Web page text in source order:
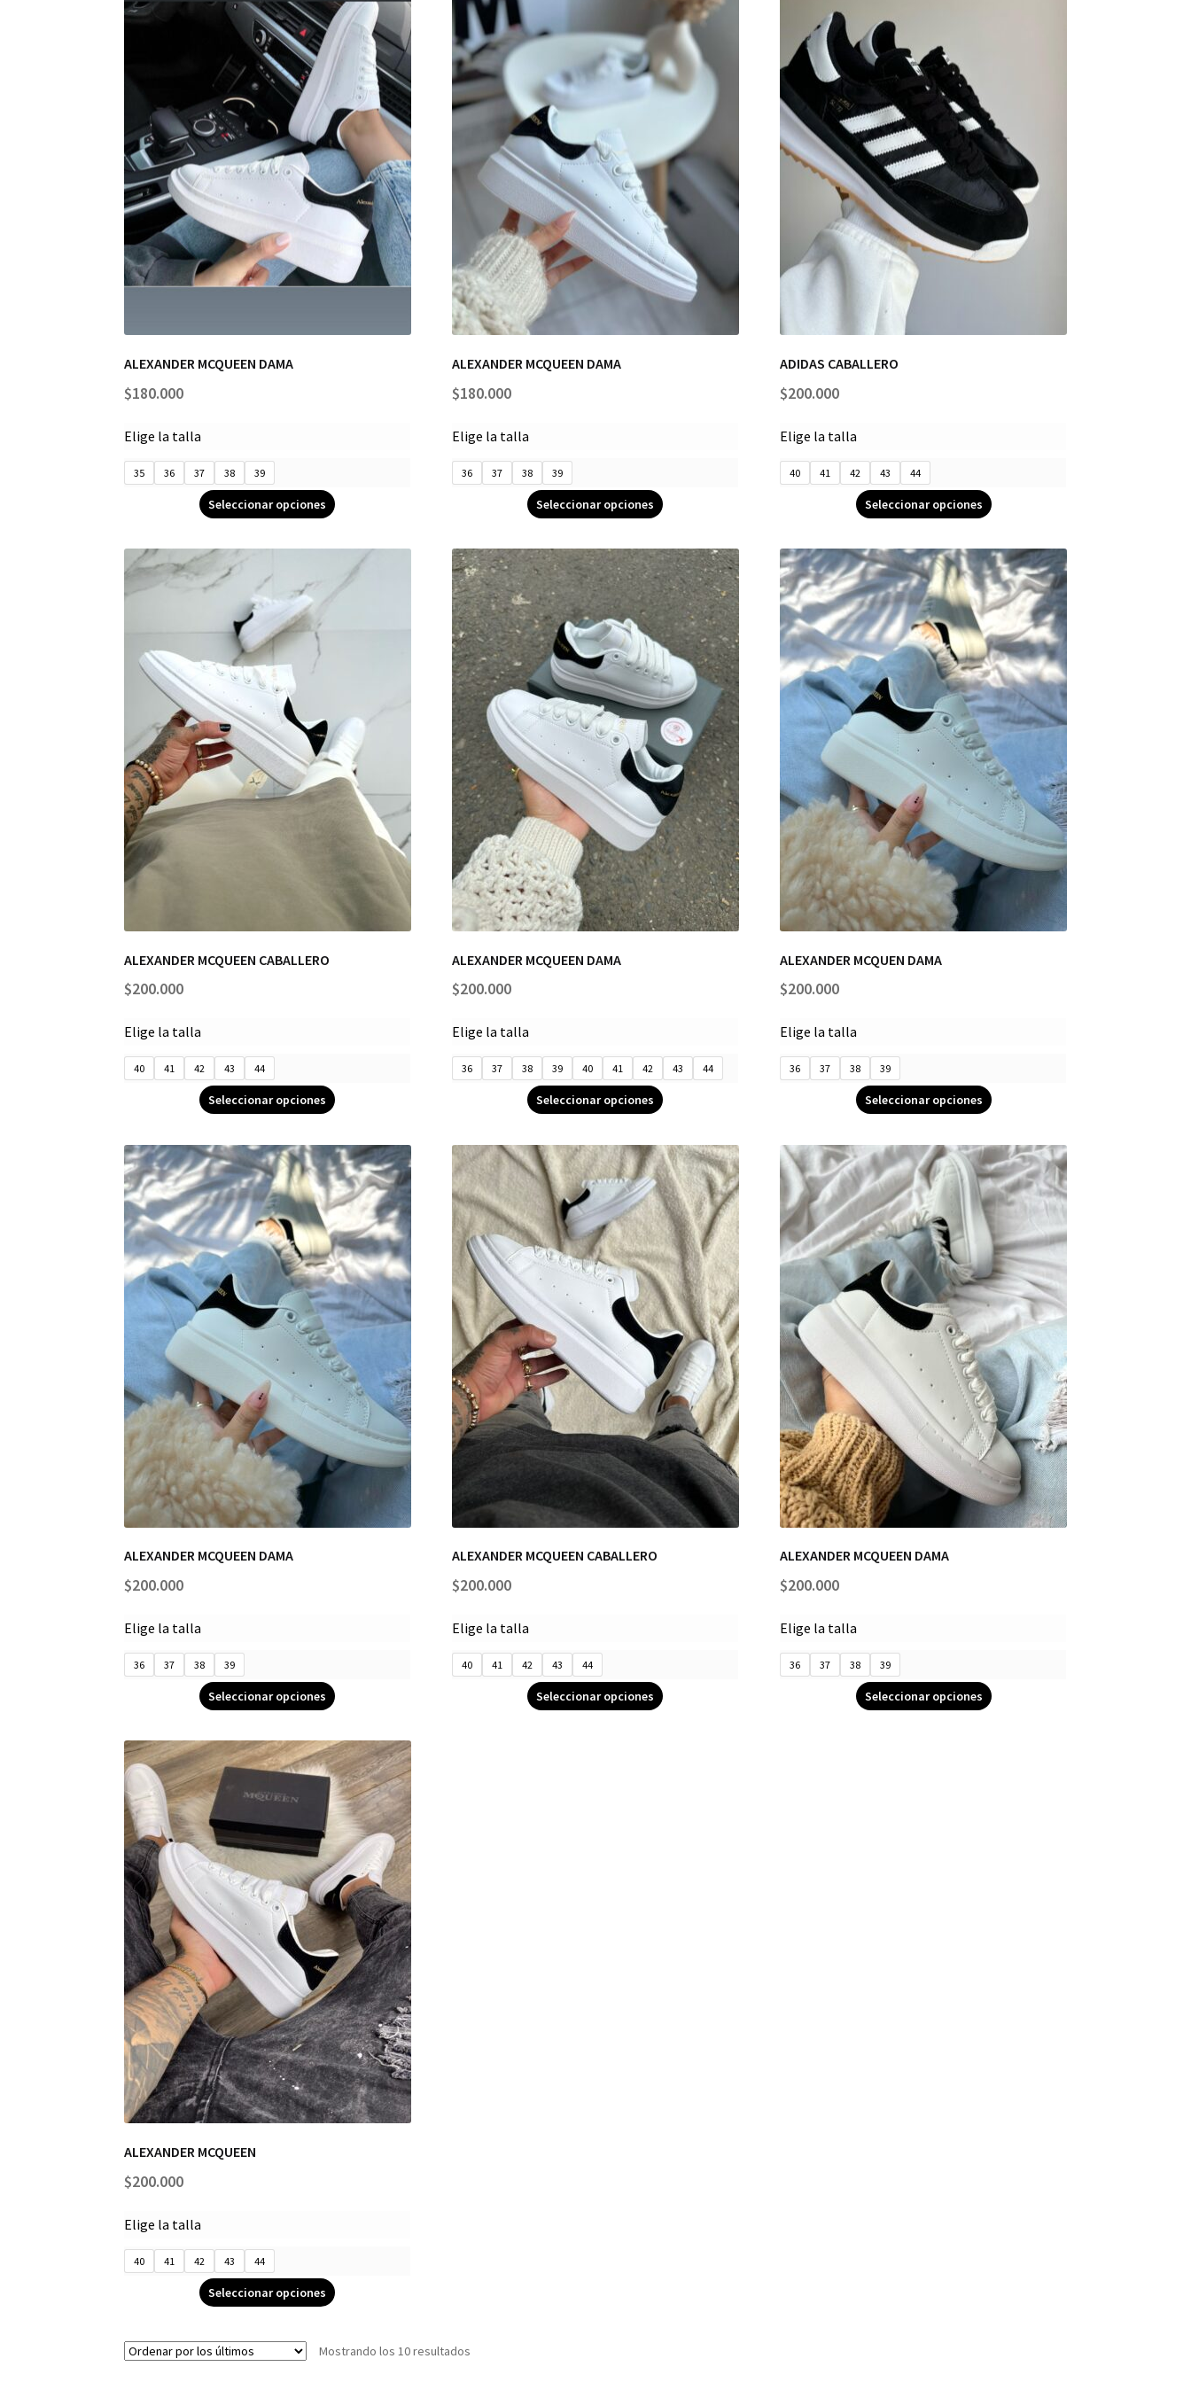
ALEXANDER MCQUEEN DAMA
$180.000
Elige la talla
35 36 37 38 39
Seleccionar opciones
ALEXANDER MCQUEEN DAMA
$180.000
Elige la talla
36 37 38 39
Seleccionar opciones
ADIDAS CABALLERO
$200.000
Elige la talla
40 41 42 43 44
Seleccionar opciones
ALEXANDER MCQUEEN CABALLERO
$200.000
Elige la talla
40 41 42 43 44
Seleccionar opciones
ALEXANDER MCQUEEN DAMA
$200.000
Elige la talla
36 37 38 39 40 41 42 43 44
Seleccionar opciones
ALEXANDER MCQUEN DAMA
$200.000
Elige la talla
36 37 38 39
Seleccionar opciones
ALEXANDER MCQUEEN DAMA
$200.000
Elige la talla
36 37 38 39
Seleccionar opciones
ALEXANDER MCQUEEN CABALLERO
$200.000
Elige la talla
40 41 42 43 44
Seleccionar opciones
ALEXANDER MCQUEEN DAMA
$200.000
Elige la talla
36 37 38 39
Seleccionar opciones
ALEXANDER MCQUEEN
$200.000
Elige la talla
40 41 42 43 44
Seleccionar opciones
Mostrando los 10 resultados